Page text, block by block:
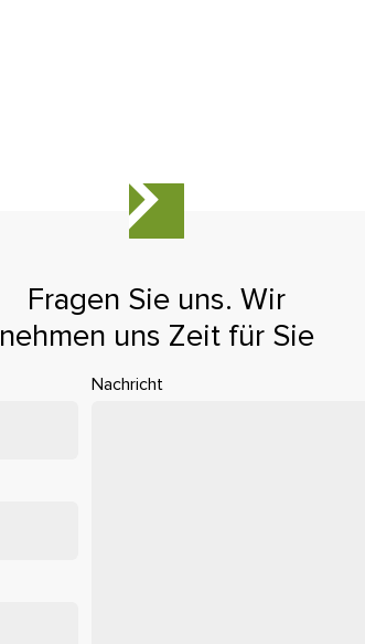
Fragen Sie uns. Wir
nehmen uns Zeit für Sie
Nachricht